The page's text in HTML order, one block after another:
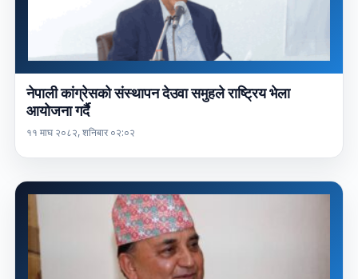
नेपाली कांग्रेसको संस्थापन देउवा समुहले राष्ट्रिय भेला
आयोजना गर्दै
११ माघ २०८२, शनिबार ०२:०२